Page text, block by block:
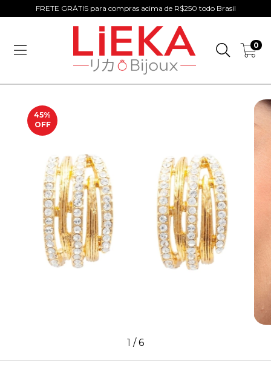
FRETE GRÁTIS para compras acima de R$250 todo Brasil
0
45%
OFF
1 /6